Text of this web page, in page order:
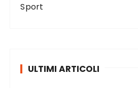
Sport
ULTIMI ARTICOLI